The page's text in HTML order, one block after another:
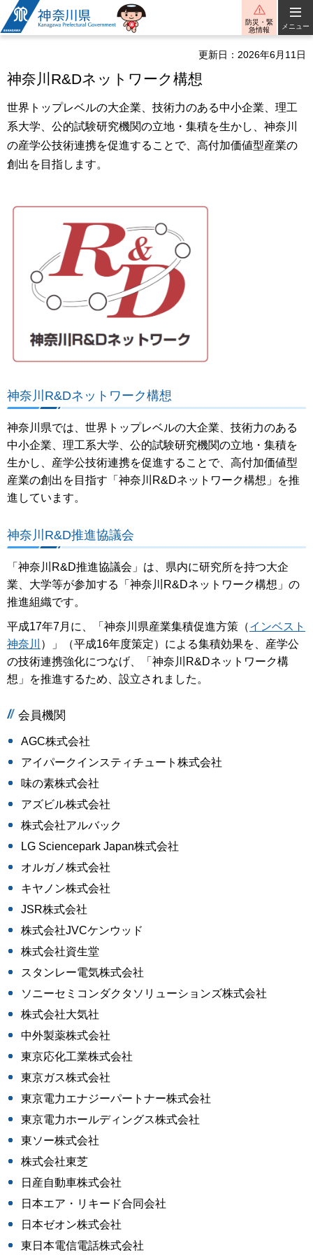
神奈川県
防災・緊
急情報
メニュー
更新日：2026年6月11日
神奈川R&Dネットワーク構想
世界トップレベルの大企業、技術力のある中小企業、理工
系大学、公的試験研究機関の立地・集積を生かし、神奈川
の産学公技術連携を促進することで、高付加価値型産業の
創出を目指します。
神奈川R&Dネットワーク構想
神奈川県では、世界トップレベルの大企業、技術力のある
中小企業、理工系大学、公的試験研究機関の立地・集積を
生かし、産学公技術連携を促進することで、高付加価値型
産業の創出を目指す「神奈川R&Dネットワーク構想」を推
進しています。
神奈川R&D推進協議会
「神奈川R&D推進協議会」は、県内に研究所を持つ大企
業、大学等が参加する「神奈川R&Dネットワーク構想」の
推進組織です。
平成17年7月に、「神奈川県産業集積促進方策（インベスト
神奈川
）」（平成16年度策定）による集積効果を、産学公
の技術連携強化につなげ、「神奈川R&Dネットワーク構
想」を推進するため、設立されました。
会員機関
AGC株式会社
アイパークインスティチュート株式会社
味の素株式会社
アズビル株式会社
株式会社アルバック
LG Sciencepark Japan株式会社
オルガノ株式会社
キヤノン株式会社
JSR株式会社
株式会社JVCケンウッド
株式会社資生堂
スタンレー電気株式会社
ソニーセミコンダクタソリューションズ株式会社
株式会社大気社
中外製薬株式会社
東京応化工業株式会社
東京ガス株式会社
東京電力エナジーパートナー株式会社
東京電力ホールディングス株式会社
東ソー株式会社
株式会社東芝
日産自動車株式会社
日本エア・リキード合同会社
日本ゼオン株式会社
東日本電信電話株式会社